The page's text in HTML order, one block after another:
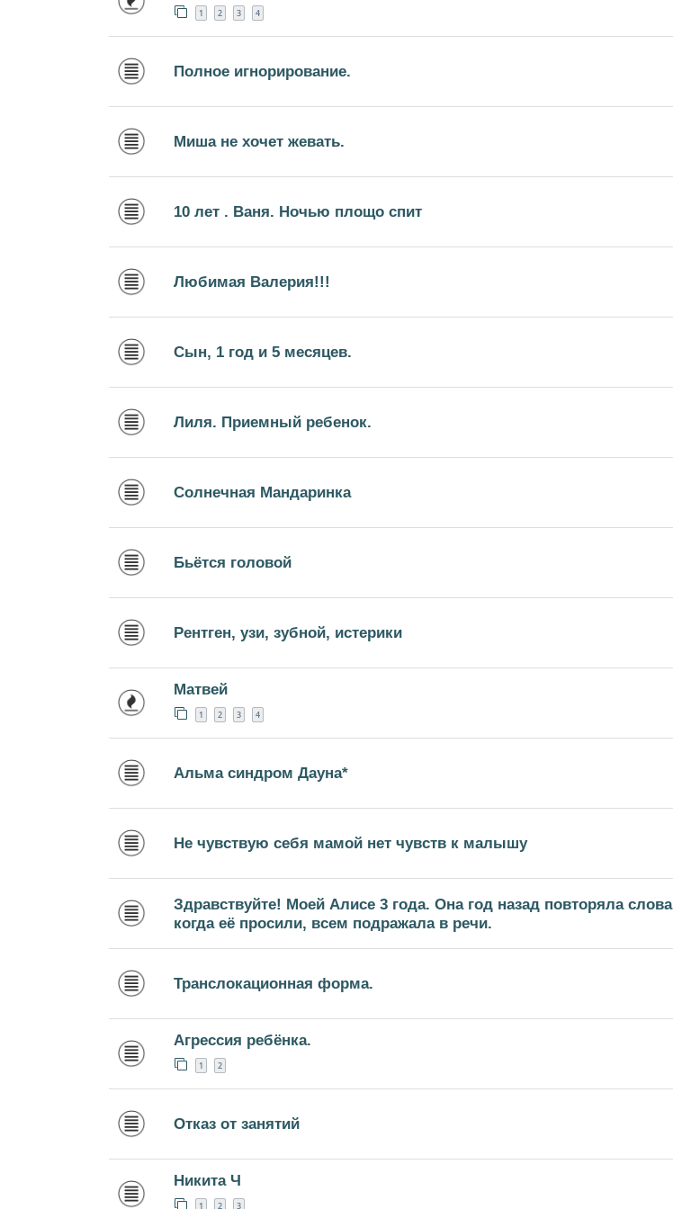
1 2 3 4
Полное игнорирование.
Миша не хочет жевать.
10 лет . Ваня. Ночью площо спит
Любимая Валерия!!!
Сын, 1 год и 5 месяцев.
Лиля. Приемный ребенок.
Солнечная Мандаринка
Бьётся головой
Рентген, узи, зубной, истерики
Матвей
1 2 3 4
Альма синдром Дауна*
Не чувствую себя мамой нет чувств к малышу
Здравствуйте! Моей Алисе 3 года. Она год назад повторяла слова
когда её просили, всем подражала в речи.
Транслокационная форма.
Агрессия ребёнка.
1 2
Отказ от занятий
Никита Ч
1 2 3